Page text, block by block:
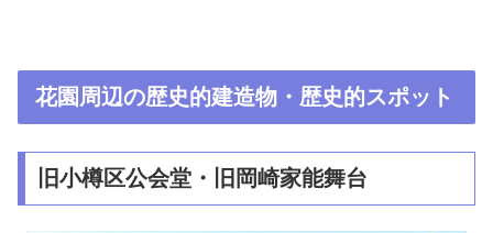
花園周辺の歴史的建造物・歴史的スポット
旧小樽区公会堂・旧岡崎家能舞台